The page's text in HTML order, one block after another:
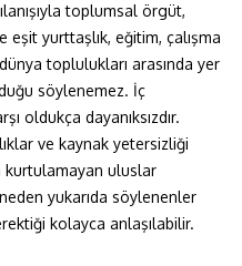
toplumsal örgüt,
yurttaşlık, eğitim, çalışma
toplulukları arasında yer
söylenemez. İç
oldukça dayanıksızdır.
ve kaynak yetersizliği
kurtulamayan uluslar
yukarıda söylenenler
kolayca anlaşılabilir.